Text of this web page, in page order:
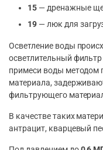
15— дренажные
19— люк для
Осветление воды
осветлительный фильтр
примеси воды методом
материала,
фильтрующего
В качестве таких
антрацит, кварцевый